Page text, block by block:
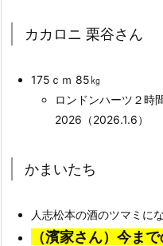
カカロニ 栗谷さん
175ｃｍ 85㎏
ロンドンハーツ２時
2026（2026.1.6）
かまいたち
人志松本の酒のツマミに
（濱家さん）今ま